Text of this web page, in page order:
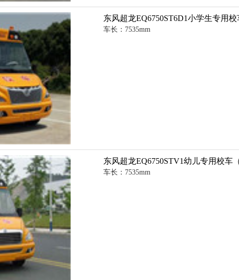
东风超龙EQ6750ST6D1小学生专用校
车长：7535mm
东风超龙EQ6750STV1幼儿专用校车
车长：7535mm